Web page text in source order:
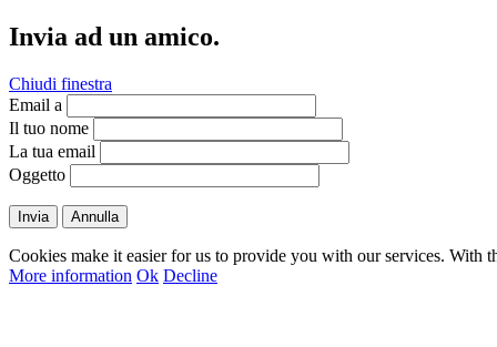
Invia ad un amico.
Chiudi finestra
Email a
Il tuo nome
La tua email
Oggetto
Invia Annulla
Cookies make it easier for us to provide you with our services. With
More information Ok Decline